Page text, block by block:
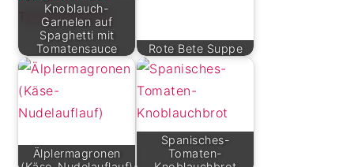
Knoblauch-
Garnelen auf
Spaghetti mit
Tomatensauce
Rote Bete Suppe
Älplermagronen
Spanisches-
Tomaten-